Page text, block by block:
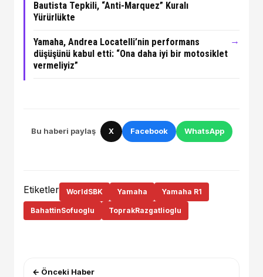
Bautista Tepkili, “Anti-Marquez” Kuralı
Yürürlükte
Yamaha, Andrea Locatelli’nin performans
düşüşünü kabul etti: “Ona daha iyi bir motosiklet
vermeliyiz”
→
Bu haberi paylaş X Facebook WhatsApp
Etiketler WorldSBK Yamaha Yamaha R1
BahattinSofuoglu ToprakRazgatlioglu
← Önceki Haber